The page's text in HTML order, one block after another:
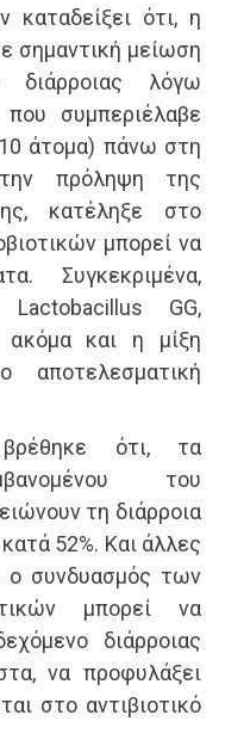
καταδείξει ότι, η
σημαντική μείωση
διάρροιας λόγω
συμπεριέλαβε
άτομα) πάνω στη
πρόληψη της
κατέληξε στο
μπορεί να
Συγκεκριμένα,
GG,
ακόμα και η μίξη
αποτελεσματική
ότι, τα
του
τη διάρροια
52%. Και άλλες
ο συνδυασμός των
μπορεί να
διάρροιας
να προφυλάξει
στο αντιβιοτικό